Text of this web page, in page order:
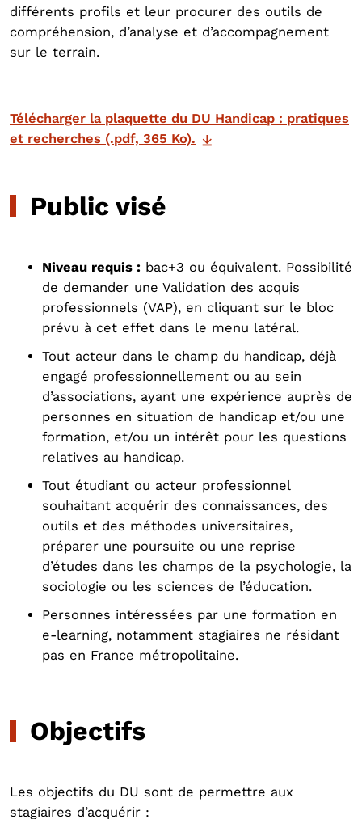
différents profils et leur procurer des outils de
compréhension, d’analyse et d’accompagnement
sur le terrain.
Télécharger la plaquette du DU Handicap : pratiques
et recherches (.pdf, 365 Ko).
Public visé
Niveau requis : bac+3 ou équivalent. Possibilité
de demander une Validation des acquis
professionnels (VAP), en cliquant sur le bloc
prévu à cet effet dans le menu latéral.
Tout acteur dans le champ du handicap, déjà
engagé professionnellement ou au sein
d’associations, ayant une expérience auprès de
personnes en situation de handicap et/ou une
formation, et/ou un intérêt pour les questions
relatives au handicap.
Tout étudiant ou acteur professionnel
souhaitant acquérir des connaissances, des
outils et des méthodes universitaires,
préparer une poursuite ou une reprise
d’études dans les champs de la psychologie, la
sociologie ou les sciences de l’éducation.
Personnes intéressées par une formation en
e-learning, notamment stagiaires ne résidant
pas en France métropolitaine.
Objectifs
Les objectifs du DU sont de permettre aux
stagiaires d’acquérir :